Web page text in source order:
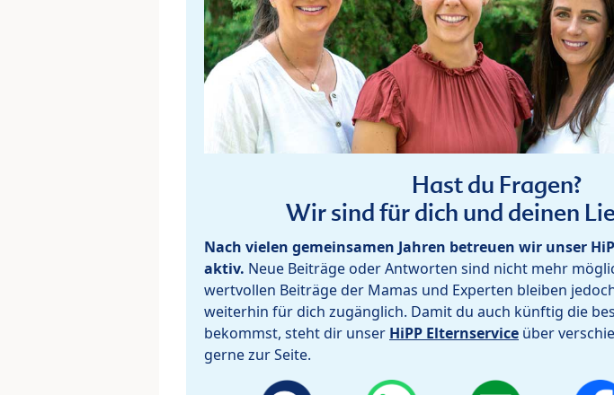
Hast du Fragen?
Wir sind für dich und deinen
Nach vielen gemeinsamen Jahren betreuen wir unser
aktiv. Neue Beiträge oder Antworten sind nicht mehr
wertvollen Beiträge der Mamas und Experten bleiben
weiterhin für dich zugänglich. Damit du auch künftig die
bekommst, steht dir unser HiPP Elternservice über
gerne zur Seite.